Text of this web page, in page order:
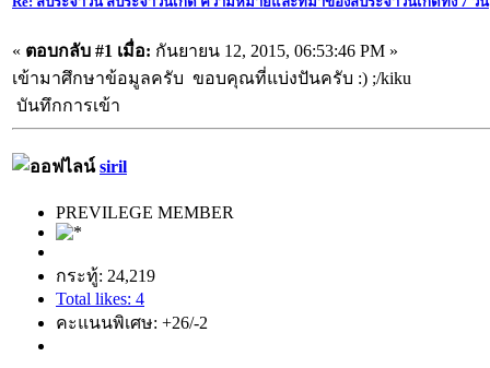
« ตอบกลับ #1 เมื่อ: กันยายน 12, 2015, 06:53:46 PM »
เข้ามาศึกษาข้อมูลครับ ขอบคุณที่แบ่งปันครับ :) ;/kiku
บันทึกการเข้า
siril
PREVILEGE MEMBER
กระทู้: 24,219
Total likes: 4
คะแนนพิเศษ: +26/-2